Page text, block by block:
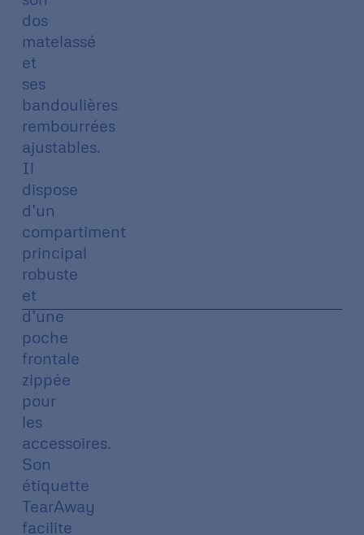
dos
matelassé
et
ses
bandoulières
rembourrées
ajustables.
Il
dispose
d’un
compartiment
principal
robuste
et
d’une
poche
frontale
zippée
pour
les
accessoires.
Son
étiquette
TearAway
facilite